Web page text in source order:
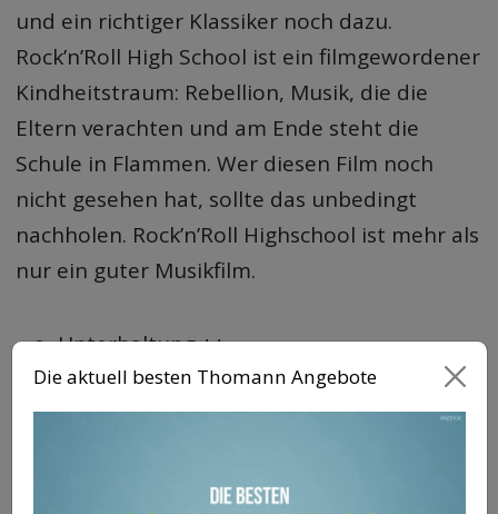
und ein richtiger Klassiker noch dazu.
Rock’n’Roll High School ist ein filmgewordener
Kindheitstraum: Rebellion, Musik, die die
Eltern verachten und am Ende steht die
Schule in Flammen. Wer diesen Film noch
nicht gesehen hat, sollte das unbedingt
nachholen. Rock’n’Roll Highschool ist mehr als
nur ein guter Musikfilm.
Unterhaltung ++
Stars +++
Soundtrack ++
Die aktuell besten Thomann Angebote